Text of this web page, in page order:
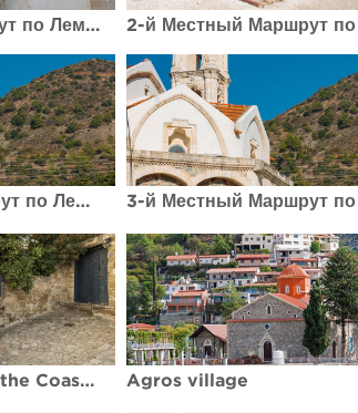
1-й Местный Маршрут по Лемесос (Лимассол) Религиозный маршрут
3-й Местный Маршрут по Лемесос (Лимассол) Религиозный маршрут
A Sea of Green and the Coastal Strip Agros village